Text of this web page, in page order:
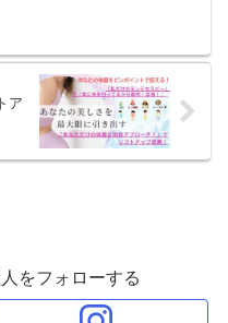
ア
をフォローする